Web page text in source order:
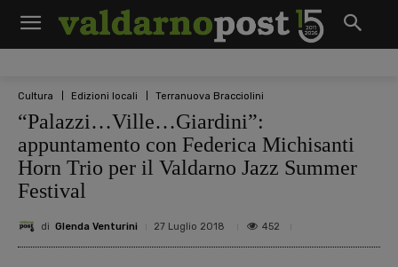
Cultura Edizioni locali Terranuova Bracciolini
“Palazzi…Ville…Giardini”:
appuntamento con Federica Michisanti
Horn Trio per il Valdarno Jazz Summer
Festival
di Glenda Venturini 27 Luglio 2018 452